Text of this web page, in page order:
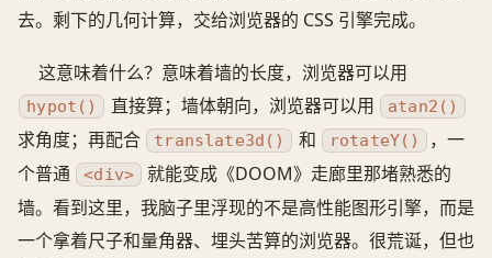
去。剩下的几何计算，交给浏览器的 CSS 引擎完成。
这意味着什么？意味着墙的长度，浏览器可以用
hypot() 直接算；墙体朝向，浏览器可以用 atan2()
求角度；再配合 translate3d() 和 rotateY()
，一
个普通
<div>
就能变成《DOOM》走廊里那堵熟悉的
墙。看到这里，我脑子里浮现的不是高性能图形引擎，而是
一个拿着尺子和量角器、埋头苦算的浏览器。很荒诞，但也